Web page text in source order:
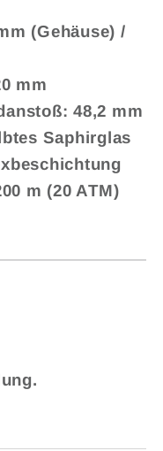
(Gehäuse) /
mm
48,2 mm
Saphirglas
m (20 ATM)